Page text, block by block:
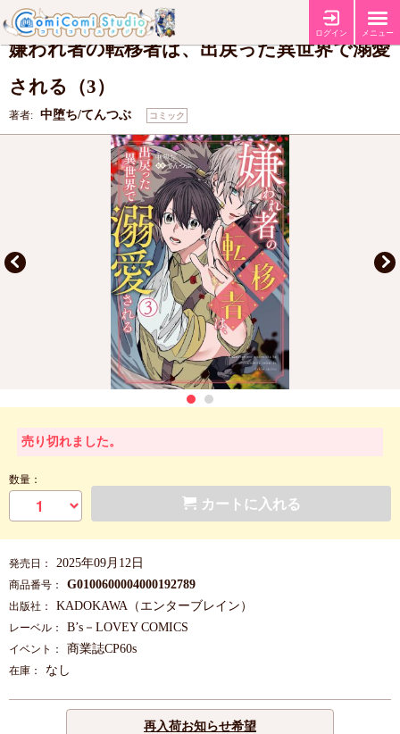
ログイン メニュー
特典 【コミコミ特典メッセージペーパー】 【店舗共通特典イラストカード】
嫌われ者の転移者は、出戻った異世界で溺愛
される（3）
著者: 中堕ち/てんつぶ コミック
売り切れました。
数量：
カートに入れる
発売日： 2025年09月12日
商品番号： G0100600004000192789
出版社： KADOKAWA（エンターブレイン）
レーベル： B’s－LOVEY COMICS
イベント： 商業誌CP60s
在庫： なし
再入荷お知らせ希望